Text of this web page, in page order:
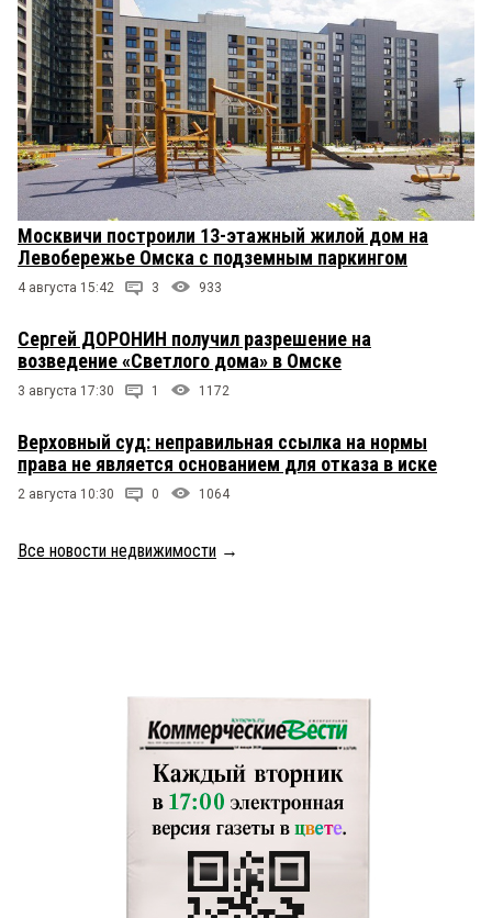
Москвичи построили 13-этажный жилой дом на
Левобережье Омска с подземным паркингом
4 августа 15:42 3 933
Сергей ДОРОНИН получил разрешение на
возведение «Светлого дома» в Омске
3 августа 17:30 1 1172
Верховный суд: неправильная ссылка на нормы
права не является основанием для отказа в иске
2 августа 10:30 0 1064
Все новости недвижимости →